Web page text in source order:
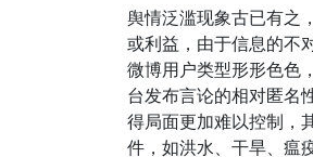
舆情泛滥现象古已有之
或利益，由于信息的不
微博用户类型形形色色
台发布言论的相对匿名
得局面更加难以控制，
件，如洪水、干旱、瘟